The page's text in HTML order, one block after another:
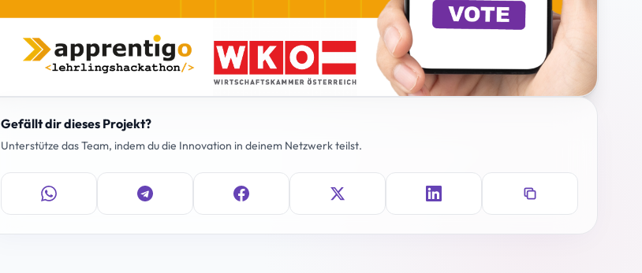
Gefällt dir dieses Projekt?
Unterstütze das Team, indem du die Innovation in deinem Netzwerk teilst.